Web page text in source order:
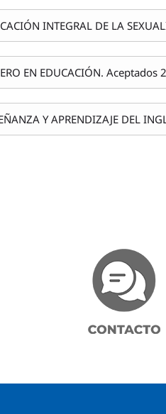
INTEGRAL DE LA
EN EDUCACIÓN. Aceptados
Y APRENDIZAJE DEL